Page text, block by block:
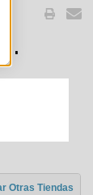
Otras Tiendas